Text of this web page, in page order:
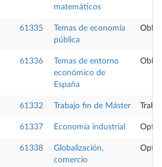
matemáticos
61335
Temas de economía
pública
61336
Temas de entorno
económico de
España
61332 Trabajo fin de Máster
61337 Economía industrial
61338
Globalización,
comercio